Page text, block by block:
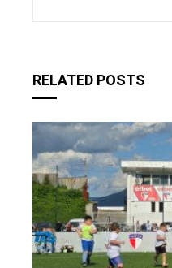
RELATED POSTS